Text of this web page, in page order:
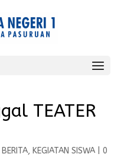
TEATER
BERITA, KEGIATAN SISWA| 0